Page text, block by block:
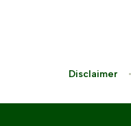
Disclaimer